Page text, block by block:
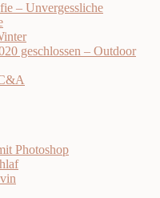
– Unvergessliche
geschlossen – Outdoor
Photoshop